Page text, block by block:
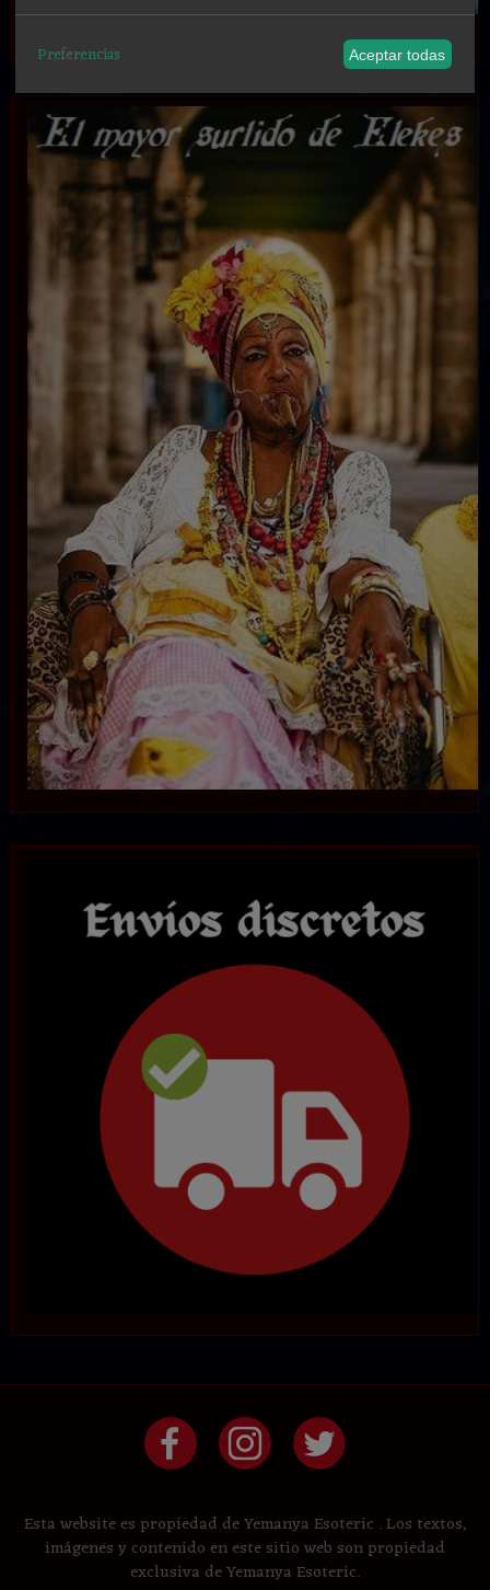
Esta website es propiedad de Yemanya Esoteric . Los textos,
imágenes y contenido en este sitio web son propiedad
exclusiva de Yemanya Esoteric.
Preferencias Aceptar todas